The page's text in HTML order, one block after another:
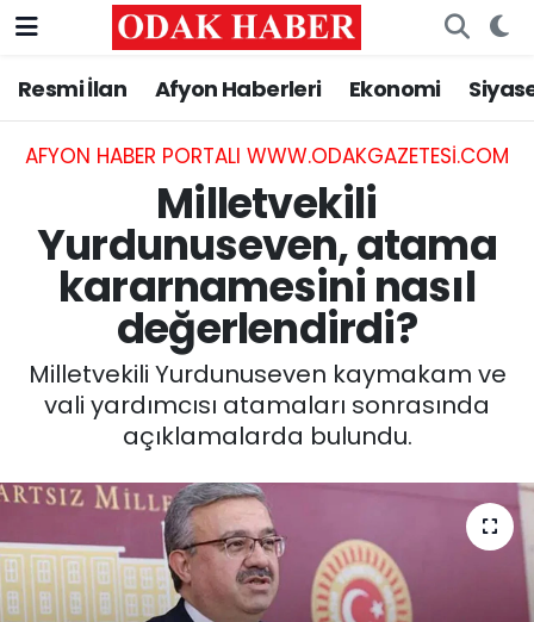
Resmi İlan Afyon Haberleri Ekonomi
AFYON HABER PORTALI WWW.ODAKGAZETESI.COM
Milletvekili
Yurdunuseven, atama
kararnamesini nasıl
değerlendirdi?
Milletvekili Yurdunuseven kaymakam ve
vali yardımcısı atamaları sonrasında
açıklamalarda bulundu.
AFYONKARAHİSAR HABERLERİ
Resmi İlan
GÜNCEL
SİYASET
EĞİTİM
MAGAZİN
SAĞLIK
SPOR
Nöbetçi Eczaneler
Hava Durumu
Trafik Durumu
Süper Lig Puan Durumu ve Fikstür
Tüm Manşetler
Son Dakika Haberleri
Haber Arşivi